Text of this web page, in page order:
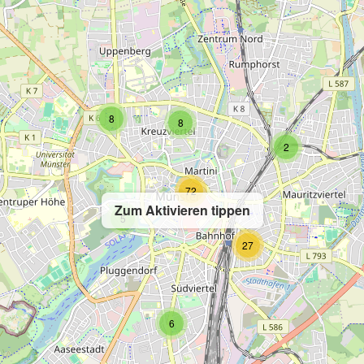
Zum Aktivieren tippen
2
8
6
8
27
5
72